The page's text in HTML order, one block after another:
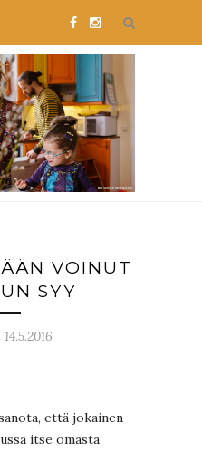
VOINUT
SYY
että jokainen
itse omasta